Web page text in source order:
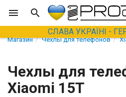
СЛАВА УКРАЇНІ -
Магазин Чехлы для телефонов
Чехлы для
Xiaomi 15T